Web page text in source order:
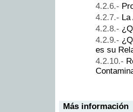
La
es su
Más información